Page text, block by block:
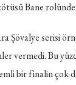
Bane rolünde
Şövalye serisi
vermedi. Bu
bir finalin çok